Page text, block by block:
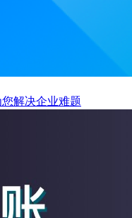
解决企业难题